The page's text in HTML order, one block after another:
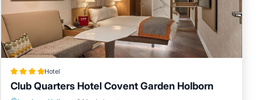
Hotel
Club Quarters Hotel Covent Garden Holborn